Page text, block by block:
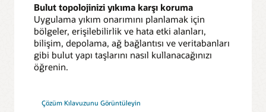
Bulut topolojinizi yıkıma karşı koruma
Uygulama yıkım onarımını planlamak için
bölgeler, erişilebilirlik ve hata etki alanları,
bilişim, depolama, ağ bağlantısı ve veritabanları
gibi bulut yapı taşlarını nasıl kullanacağınızı
öğrenin.
Çözüm Kılavuzunu Görüntüleyin